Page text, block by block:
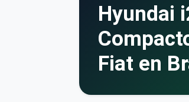
Hyundai
Fiat en